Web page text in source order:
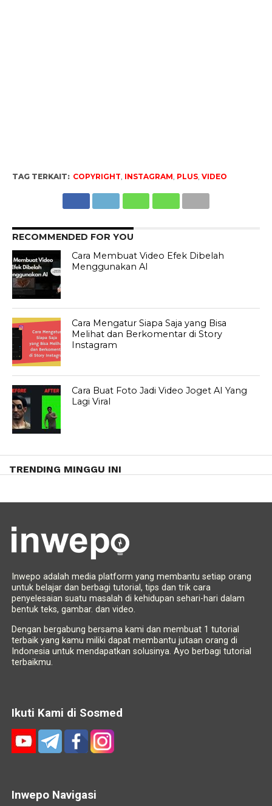
TAG TERKAIT: COPYRIGHT, INSTAGRAM, PLUS, VIDEO
RECOMMENDED FOR YOU
Cara Membuat Video Efek Dibelah
Menggunakan AI
Cara Mengatur Siapa Saja yang Bisa
Melihat dan Berkomentar di Story
Instagram
Cara Buat Foto Jadi Video Joget AI Yang
Lagi Viral
TRENDING MINGGU INI
Inwepo adalah media platform yang membantu setiap orang
untuk belajar dan berbagi tutorial, tips dan trik cara
penyelesaian suatu masalah di kehidupan sehari-hari dalam
bentuk teks, gambar. dan video.
Dengan bergabung bersama kami dan membuat 1 tutorial
terbaik yang kamu miliki dapat membantu jutaan orang di
Indonesia untuk mendapatkan solusinya. Ayo berbagi tutorial
terbaikmu.
Ikuti Kami di Sosmed
Inwepo Navigasi